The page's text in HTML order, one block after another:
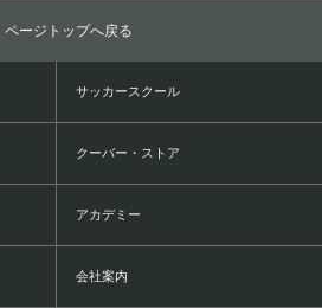
ページトップへ戻る
サッカースクール
クーバー・ストア
アカデミー
会社案内